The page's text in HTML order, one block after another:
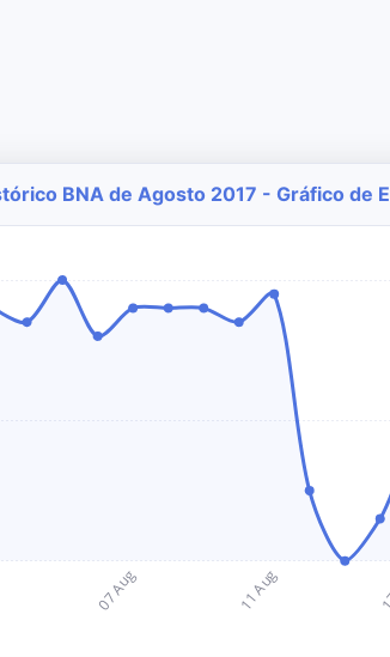
BNA de Agosto 2017 - Gráfico de